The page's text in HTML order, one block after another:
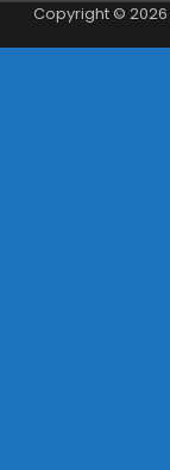
Copyright © 2026